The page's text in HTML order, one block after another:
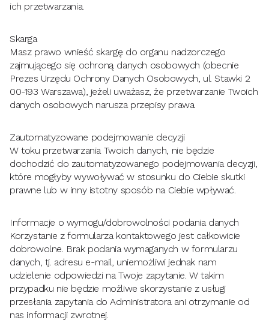
ich przetwarzania.
Skarga
Masz prawo wnieść skargę do organu nadzorczego
zajmującego się ochroną danych osobowych (obecnie
Prezes Urzędu Ochrony Danych Osobowych, ul. Stawki 2
00-193 Warszawa), jeżeli uważasz, że przetwarzanie Twoich
danych osobowych narusza przepisy prawa.
Zautomatyzowane podejmowanie decyzji
W toku przetwarzania Twoich danych, nie będzie
dochodzić do zautomatyzowanego podejmowania decyzji,
które mogłyby wywoływać w stosunku do Ciebie skutki
prawne lub w inny istotny sposób na Ciebie wpływać.
Informacje o wymogu/dobrowolności podania danych
Korzystanie z formularza kontaktowego jest całkowicie
dobrowolne. Brak podania wymaganych w formularzu
danych, tj. adresu e-mail, uniemożliwi jednak nam
udzielenie odpowiedzi na Twoje zapytanie. W takim
przypadku nie będzie możliwe skorzystanie z usługi
przesłania zapytania do Administratora ani otrzymanie od
nas informacji zwrotnej.